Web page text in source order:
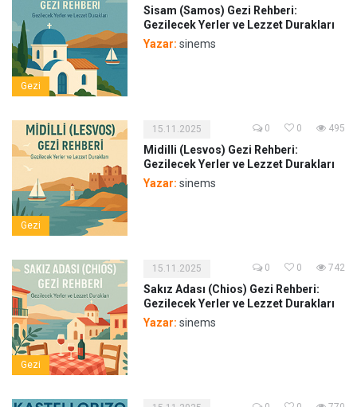
Gezi
Sisam (Samos) Gezi Rehberi:
Gezilecek Yerler ve Lezzet Durakları
Yazar: sinems
Gezi
15.11.2025 0 0 495
Midilli (Lesvos) Gezi Rehberi:
Gezilecek Yerler ve Lezzet Durakları
Yazar: sinems
Gezi
15.11.2025 0 0 742
Sakız Adası (Chios) Gezi Rehberi:
Gezilecek Yerler ve Lezzet Durakları
Yazar: sinems